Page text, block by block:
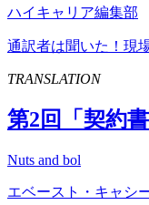
ハイキャリア編集部
通訳者は聞いた！現
TRANSLATION
第2回「契約
Nuts and bol
エベースト・キャシ